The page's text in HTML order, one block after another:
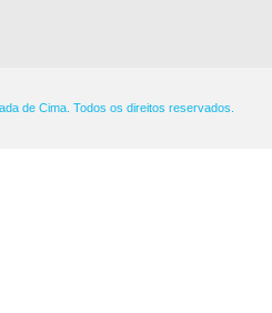
de Cima. Todos os direitos reservados.